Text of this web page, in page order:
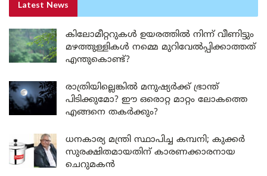
Latest News
കിലോമീറ്ററുകൾ ഉയരത്തിൽ നിന്ന് വീണിട്ടും
മഴത്തുള്ളികൾ നമ്മെ മുറിവേൽപ്പിക്കാത്തത്
എന്തുകൊണ്ട്?
രാത്രിയില്ലെങ്കിൽ മനുഷ്യർക്ക് ഭ്രാന്ത്
പിടിക്കുമോ? ഈ ഒരൊറ്റ മാറ്റം ലോകത്തെ
എങ്ങനെ തകർക്കും?
ധനകാര്യ മന്ത്രി സ്ഥാപിച്ച കമ്പനി; കുക്കർ
സുരക്ഷിതമായതിന് കാരണക്കാരനായ
ചെറുമകൻ